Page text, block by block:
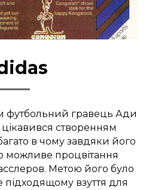
футбольний гравець Ади
створенням
в чому завдяки його
можливе процвітання
Метою його було
підходящому взуття для